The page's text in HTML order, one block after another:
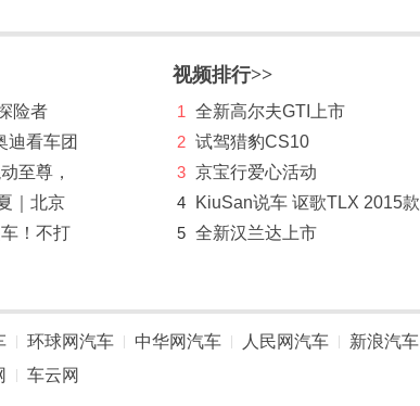
险者
迪看车团
至尊，
｜北京
！不打
视频排行>>
1
全新高尔夫GTI上市
2 试驾猎豹CS10
3 京宝行爱心活动
4
KiuSan说车 讴歌TLX 2015款
5 全新汉兰达上市
环球网汽车 中华网汽车 人民网汽车 新浪汽车
车云网